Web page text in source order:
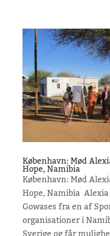
København: Mød
Hope, Namibia
København: Mød
Hope, Namibia
Gowases fra en af
organisationer i